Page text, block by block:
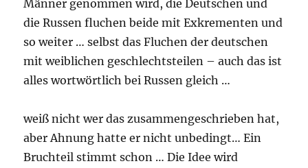
Männer genommen wird, die Deutschen und
die Russen fluchen beide mit Exkrementen und
so weiter … selbst das Fluchen der deutschen
mit weiblichen geschlechtsteilen – auch das ist
alles wortwörtlich bei Russen gleich …
weiß nicht wer das zusammengeschrieben hat,
aber Ahnung hatte er nicht unbedingt… Ein
Bruchteil stimmt schon … Die Idee wird